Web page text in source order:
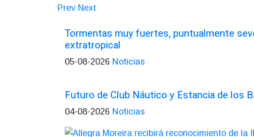
Prev Next
Tormentas muy fuertes, puntualmente
extratropical
05-08-2026 Noticias
Futuro de Club Náutico y Estancia de los
04-08-2026 Noticias